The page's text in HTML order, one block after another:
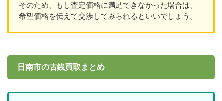
そのため、もし査定価格に満足できなかった場合は、
希望価格を伝えて交渉してみられるといいでしょう。
日南市の古銭買取まとめ